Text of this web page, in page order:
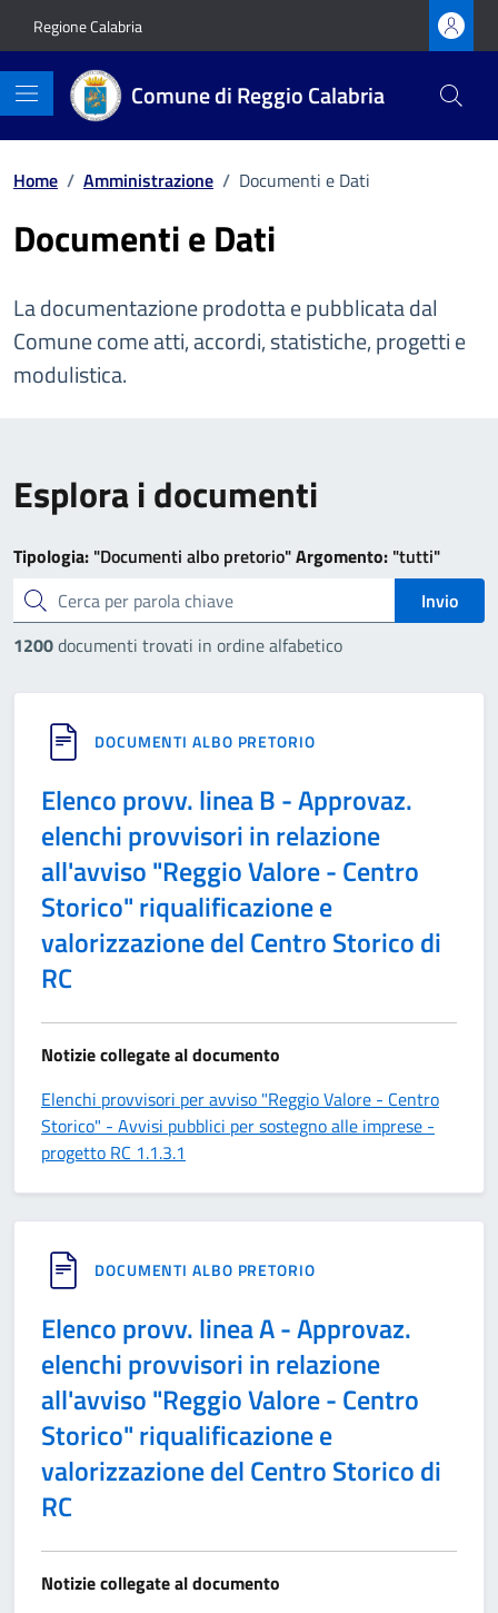
Regione Calabria
Comune di Reggio Calabria
Home / Amministrazione / Documenti e Dati
Documenti e Dati
La documentazione prodotta e pubblicata dal
Comune come atti, accordi, statistiche, progetti e
modulistica.
Esplora i documenti
Tipologia: "Documenti albo pretorio"Argomento: "tutti"
cerca
Invio
1200documenti trovati in ordine alfabetico
DOCUMENTI ALBO PRETORIO
Elenco provv. linea B - Approvaz.
elenchi provvisori in relazione
all'avviso "Reggio Valore - Centro
Storico" riqualificazione e
valorizzazione del Centro Storico di
RC
Notizie collegate al documento
Elenchi provvisori per avviso "Reggio Valore - Centro
Storico" - Avvisi pubblici per sostegno alle imprese -
progetto RC 1.1.3.1
DOCUMENTI ALBO PRETORIO
Elenco provv. linea A - Approvaz.
elenchi provvisori in relazione
all'avviso "Reggio Valore - Centro
Storico" riqualificazione e
valorizzazione del Centro Storico di
RC
Notizie collegate al documento